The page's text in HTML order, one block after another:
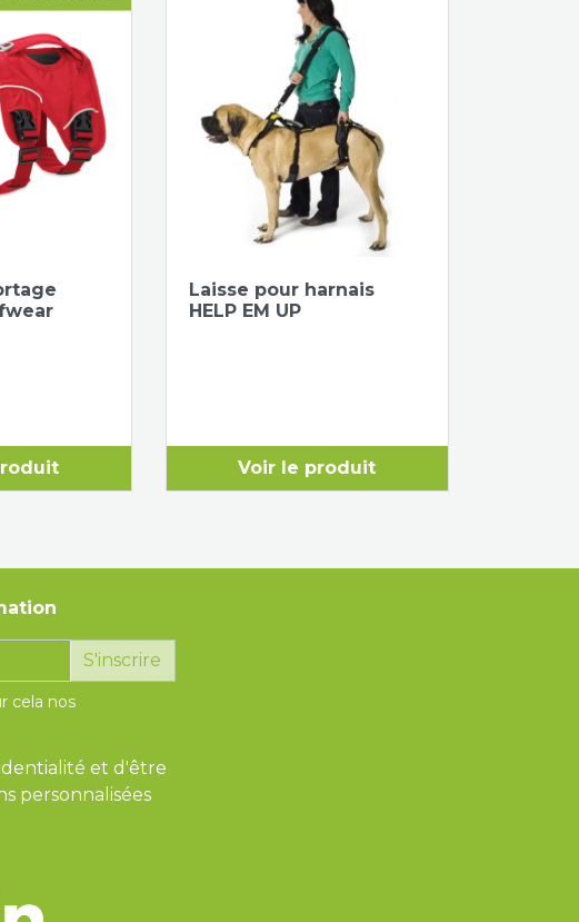
Aperçu rapide
Laisse pour harnais
HELP EM UP
Voir le produit
S'inscrire
cela nos
et d'être
personnalisées